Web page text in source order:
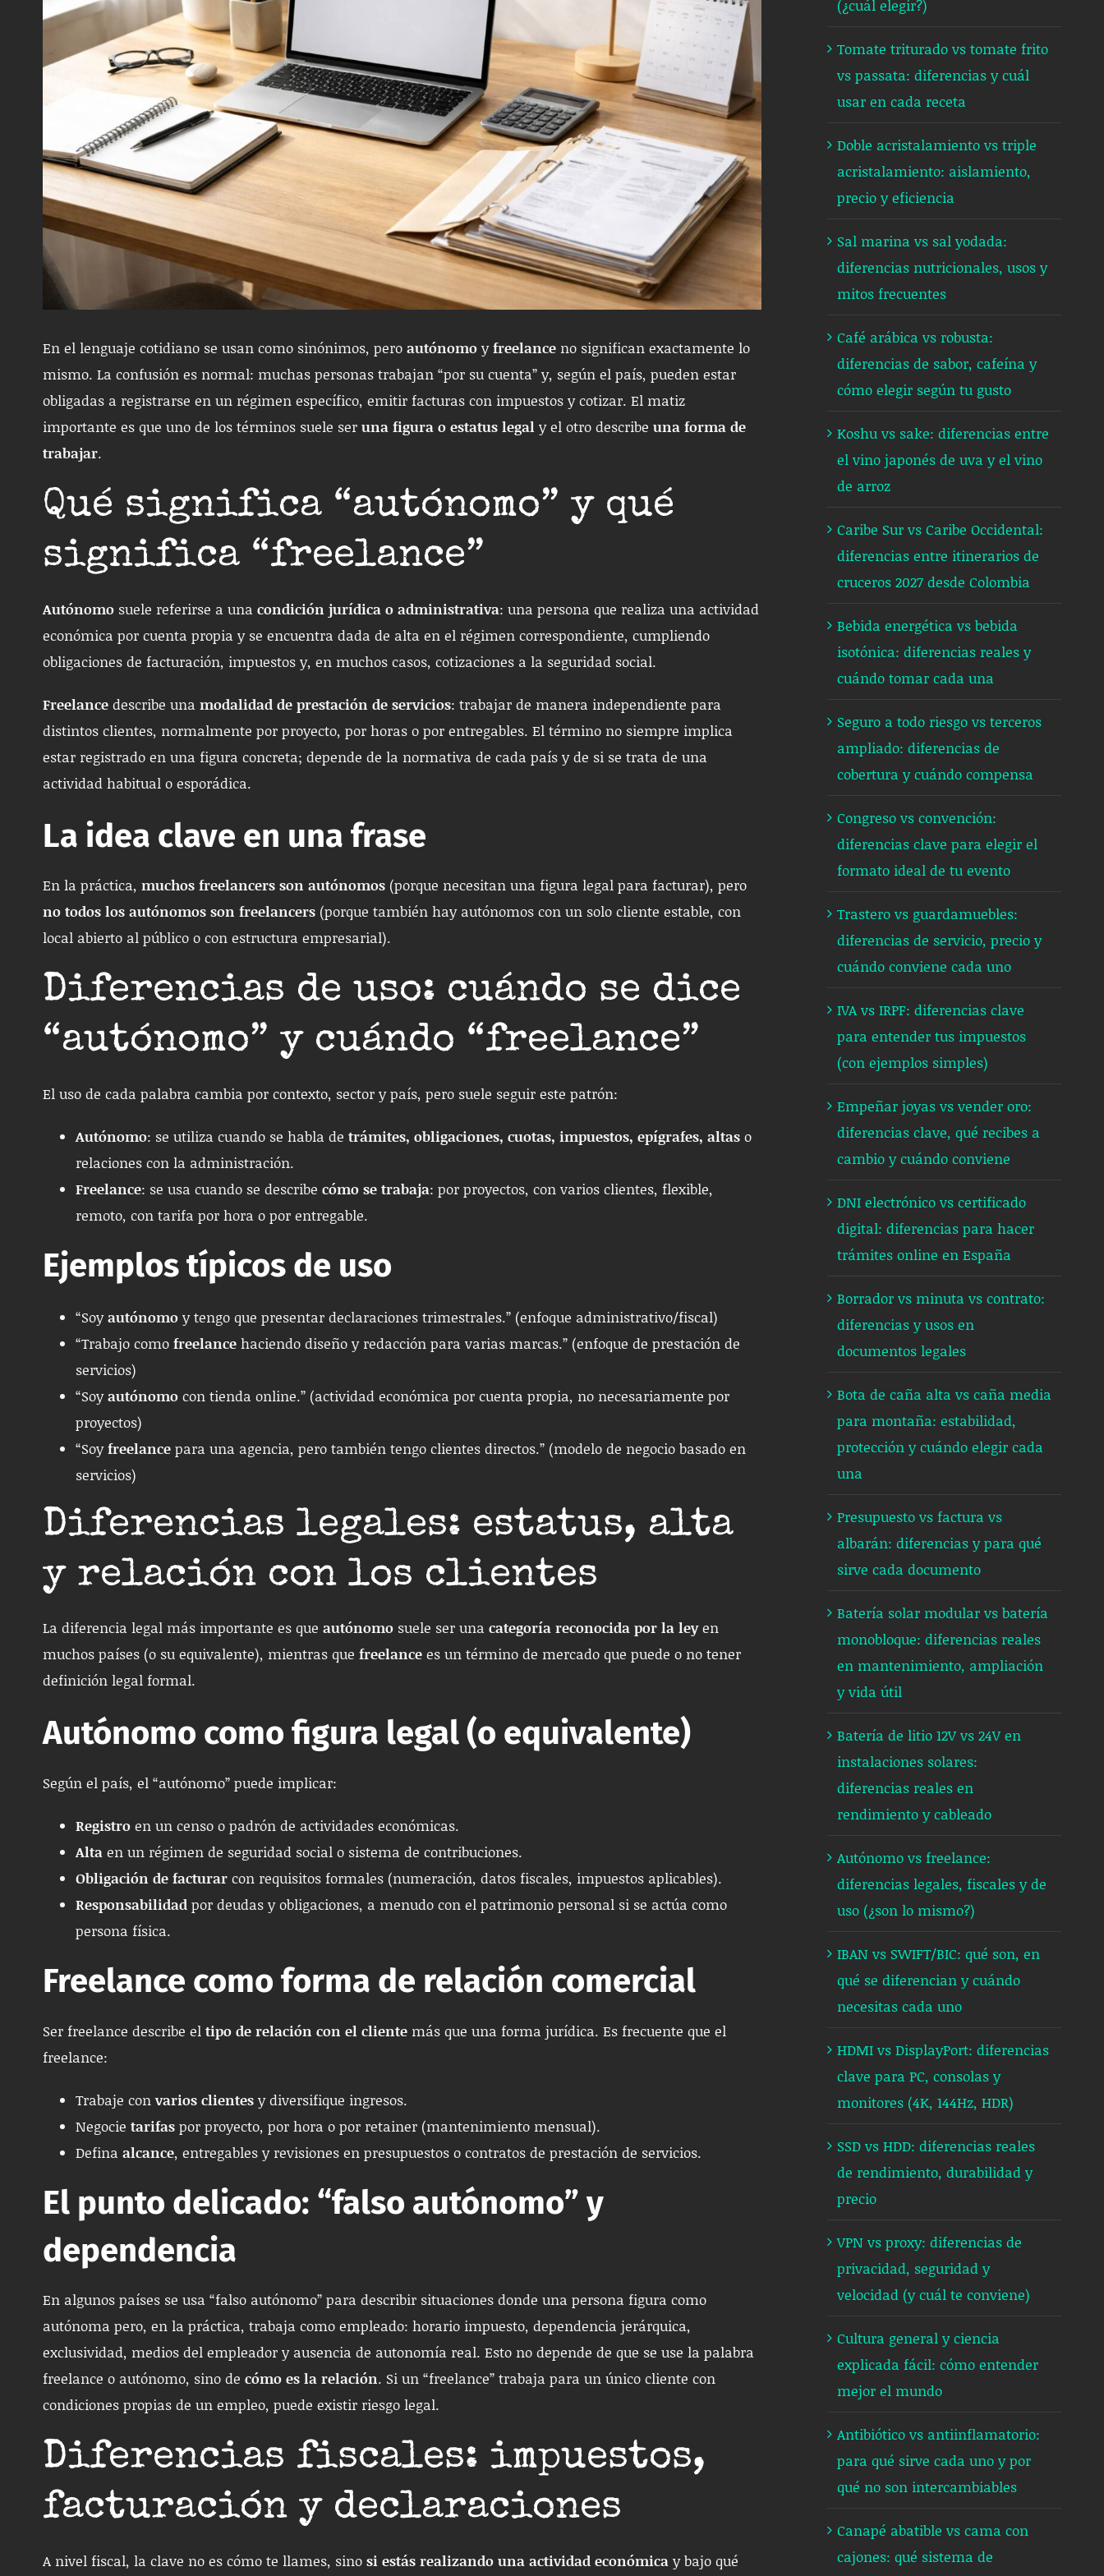
En el lenguaje cotidiano se usan como sinónimos, pero autónomo yfreelance no significan exactamente lo
mismo. La confusión es normal: muchas personas trabajan “por su cuenta” y, según el país, pueden estar
obligadas a registrarse en un régimen específico, emitir facturas con impuestos y cotizar. El matiz
importante es que uno de los términos suele ser una figura o estatus legal y el otro describe una forma de
trabajar.
Qué significa “autónomo” y qué
significa “freelance”
Autónomo suele referirse a una condición jurídica o administrativa: una persona que realiza una actividad
económica por cuenta propia y se encuentra dada de alta en el régimen correspondiente, cumpliendo
obligaciones de facturación, impuestos y, en muchos casos, cotizaciones a la seguridad social.
Freelance describe una modalidad de prestación de servicios: trabajar de manera independiente para
distintos clientes, normalmente por proyecto, por horas o por entregables. El término no siempre implica
estar registrado en una figura concreta; depende de la normativa de cada país y de si se trata de una
actividad habitual o esporádica.
La idea clave en una frase
En la práctica, muchos freelancers son autónomos (porque necesitan una figura legal para facturar), pero
no todos los autónomos son freelancers (porque también hay autónomos con un solo cliente estable, con
local abierto al público o con estructura empresarial).
Diferencias de uso: cuándo se dice
“autónomo” y cuándo “freelance”
El uso de cada palabra cambia por contexto, sector y país, pero suele seguir este patrón:
Autónomo: se utiliza cuando se habla de trámites, obligaciones, cuotas, impuestos, epígrafes, altas o
relaciones con la administración.
Freelance: se usa cuando se describe cómo se trabaja: por proyectos, con varios clientes, flexible,
remoto, con tarifa por hora o por entregable.
Ejemplos típicos de uso
“Soyautónomo y tengo que presentar declaraciones trimestrales.” (enfoque administrativo/fiscal)
“Trabajo como freelance haciendo diseño y redacción para varias marcas.” (enfoque de prestación de
servicios)
“Soyautónomo con tienda online.” (actividad económica por cuenta propia, no necesariamente por
proyectos)
“Soyfreelance para una agencia, pero también tengo clientes directos.” (modelo de negocio basado en
servicios)
Diferencias legales: estatus, alta
y relación con los clientes
La diferencia legal más importante es que autónomo suele ser una categoría reconocida por la leyen
muchos países (o su equivalente), mientras que freelance es un término de mercado que puede o no tener
definición legal formal.
Autónomo como figura legal (o equivalente)
Según el país, el “autónomo” puede implicar:
Registro en un censo o padrón de actividades económicas.
Alta en un régimen de seguridad social o sistema de contribuciones.
Obligación de facturar con requisitos formales (numeración, datos fiscales, impuestos aplicables).
Responsabilidad por deudas y obligaciones, a menudo con el patrimonio personal si se actúa como
persona física.
Freelance como forma de relación comercial
Ser freelance describe el tipo de relación con el cliente más que una forma jurídica. Es frecuente que el
freelance:
Trabaje convarios clientes y diversifique ingresos.
Negocie tarifas por proyecto, por hora o por retainer (mantenimiento mensual).
Defina alcance, entregables y revisiones en presupuestos o contratos de prestación de servicios.
El punto delicado: “falso autónomo” y
dependencia
En algunos países se usa “falso autónomo” para describir situaciones donde una persona figura como
autónoma pero, en la práctica, trabaja como empleado: horario impuesto, dependencia jerárquica,
exclusividad, medios del empleador y ausencia de autonomía real. Esto no depende de que se use la palabra
freelance o autónomo, sino de cómo es la relación. Si un “freelance” trabaja para un único cliente con
condiciones propias de un empleo, puede existir riesgo legal.
Diferencias fiscales: impuestos,
facturación y declaraciones
A nivel fiscal, la clave no es cómo te llames, sino si estás realizando una actividad económica y bajo qué
(¿cuál elegir?)
Tomate triturado vs tomate frito
vs passata: diferencias y cuál
usar en cada receta
Doble acristalamiento vs triple
acristalamiento: aislamiento,
precio y eficiencia
Sal marina vs sal yodada:
diferencias nutricionales, usos y
mitos frecuentes
Café arábica vs robusta:
diferencias de sabor, cafeína y
cómo elegir según tu gusto
Koshu vs sake: diferencias entre
el vino japonés de uva y el vino
de arroz
Caribe Sur vs Caribe Occidental:
diferencias entre itinerarios de
cruceros 2027 desde Colombia
Bebida energética vs bebida
isotónica: diferencias reales y
cuándo tomar cada una
Seguro a todo riesgo vs terceros
ampliado: diferencias de
cobertura y cuándo compensa
Congreso vs convención:
diferencias clave para elegir el
formato ideal de tu evento
Trastero vs guardamuebles:
diferencias de servicio, precio y
cuándo conviene cada uno
IVA vs IRPF: diferencias clave
para entender tus impuestos
(con ejemplos simples)
Empeñar joyas vs vender oro:
diferencias clave, qué recibes a
cambio y cuándo conviene
DNI electrónico vs certificado
digital: diferencias para hacer
trámites online en España
Borrador vs minuta vs contrato:
diferencias y usos en
documentos legales
Bota de caña alta vs caña media
para montaña: estabilidad,
protección y cuándo elegir cada
una
Presupuesto vs factura vs
albarán: diferencias y para qué
sirve cada documento
Batería solar modular vs batería
monobloque: diferencias reales
en mantenimiento, ampliación
y vida útil
Batería de litio 12V vs 24V en
instalaciones solares:
diferencias reales en
rendimiento y cableado
Autónomo vs freelance:
diferencias legales, fiscales y de
uso (¿son lo mismo?)
IBAN vs SWIFT/BIC: qué son, en
qué se diferencian y cuándo
necesitas cada uno
HDMI vs DisplayPort: diferencias
clave para PC, consolas y
monitores (4K, 144Hz, HDR)
SSD vs HDD: diferencias reales
de rendimiento, durabilidad y
precio
VPN vs proxy: diferencias de
privacidad, seguridad y
velocidad (y cuál te conviene)
Cultura general y ciencia
explicada fácil: cómo entender
mejor el mundo
Antibiótico vs antiinflamatorio:
para qué sirve cada uno y por
qué no son intercambiables
Canapé abatible vs cama con
cajones: qué sistema de